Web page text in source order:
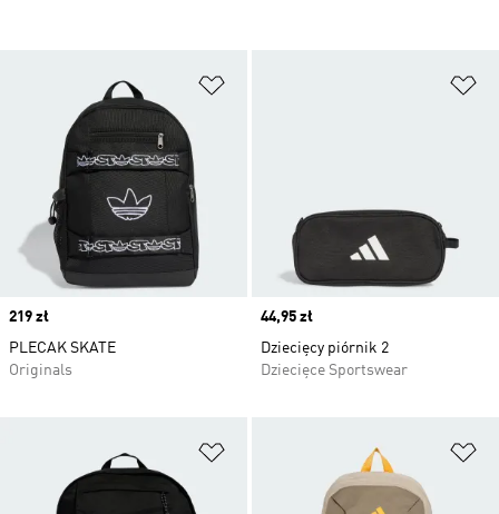
Price
219 zł
PLECAK SKATE
Originals
Price
44,95 zł
Dziecięcy piórnik 2
Dziecięce Sportswear
Dodaj do listy życzeń